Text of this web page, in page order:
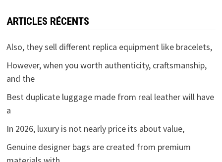
ARTICLES RÉCENTS
Also, they sell different replica equipment like bracelets,
However, when you worth authenticity, craftsmanship,
and the
Best duplicate luggage made from real leather will have
a
In 2026, luxury is not nearly price its about value,
Genuine designer bags are created from premium